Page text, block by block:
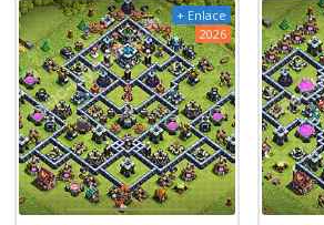
+ Enlace
2026